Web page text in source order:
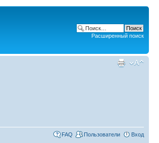
Расширенный поиск
FAQ Пользователи Вход